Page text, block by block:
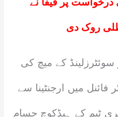
روک دی
سوئٹرزلینڈ کے میچ کی
فائنل میں ارجنٹینا سے
ٹیم کے ہیڈکوچ حسام